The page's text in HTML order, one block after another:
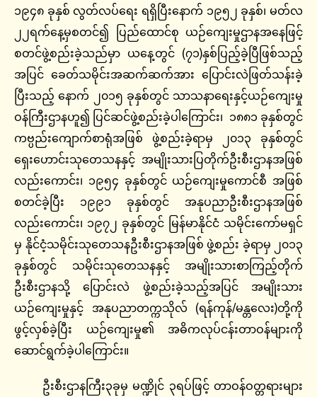
၁၉၄၈ ခုနှစ် လွတ်လပ်ရေး ရရှိပြီးနောက် ၁၉၅၂ ခုနှစ်၊ မတ်လ
၂၂ရက်‌နေ့မှစတင်၍ ပြည်ထောင်စု ယဉ်ကျေးမှုဌာနအနေဖြင့်
စတင်ဖွဲ့စည်းခဲ့သည်မှာ ယနေ့တွင် (၇၁)နှစ်ပြည့်ခဲ့ပြီဖြစ်သည့်
အပြင် ခေတ်သမိုင်းအဆက်ဆက်အား ပြောင်းလဲဖြတ်သန်းခဲ့
ပြီးသည့် နောက် ၂၀၁၅ ခုနှစ်တွင် သာသနာရေးနှင့်ယဉ်ကျေးမှု
ဝန်ကြီးဌာနဟူ၍ ပြင်ဆင်ဖွဲ့စည်းခဲ့ပါကြောင်း၊ ၁၈၈၁ ခုနှစ်တွင်
ကဗ္ပည်းကျောက်စာရုံအဖြစ် ဖွဲ့စည်းခဲ့ရာမှ ၂၀၁၃ ခုနှစ်တွင်
ရှေးဟောင်းသုတေသနနှင့် အမျိုးသားပြတိုက်ဦးစီးဌာနအဖြစ်
လည်းကောင်း၊ ၁၉၅၄ ခုနှစ်တွင် ယဉ်ကျေးမှုကောင်စီ အဖြစ်
စတင်ခဲ့ပြီး ၁၉၉၁ ခုနှစ်တွင် အနုပညာဦးစီးဌာနအဖြစ်
လည်းကောင်း၊ ၁၉၇၂ ခုနှစ်တွင် မြန်မာနိုင်ငံ သမိုင်းကော်မရှင်
မှ နိုင်ငံ့သမိုင်းသုတေသနဦးစီးဌာနအဖြစ် ဖွဲ့စည်း ခဲ့ရာမှ ၂၀၁၃
ခုနှစ်တွင် သမိုင်းသုတေသနနှင့် အမျိုးသားစာကြည့်တိုက်
ဦးစီးဌာနသို့ ပြောင်းလဲ ဖွဲ့စည်းခဲ့သည့်အပြင် အမျိုးသား
ယဉ်ကျေးမှုနှင့် အနုပညာတက္ကသိုလ် (ရန်ကုန်/မန္တလေး)တို့ကို
ဖွင့်လှစ်ခဲ့ပြီး ယဉ်ကျေးမှု၏ အဓိကလုပ်ငန်းတာဝန်များကို
ဆောင်ရွက်ခဲ့ပါကြောင်း။
ဦးစီးဌာနကြီး၃ခုမှ မဏ္ဍိုင် ၃ရပ်ဖြင့် တာဝန်ဝတ္တရားများ